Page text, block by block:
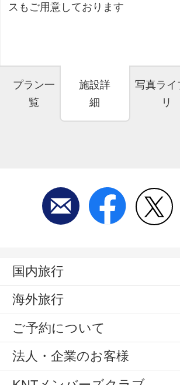
スもご用意しております
プラン一
覧
施設詳
細
写真ライ
リ
国内旅行
海外旅行
ご予約について
法人・企業のお客様